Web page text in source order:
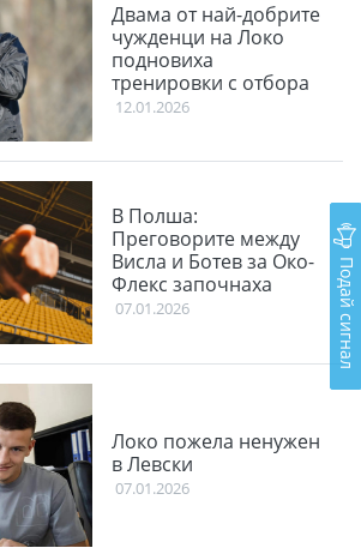
Двама от най-добрите
чужденци на Локо
подновиха
тренировки с отбора
12.01.2026
В Полша:
Преговорите между
Висла и Ботев за Око-
Флекс започнаха
07.01.2026
Локо пожела ненужен
в Левски
07.01.2026
Подай сигнал